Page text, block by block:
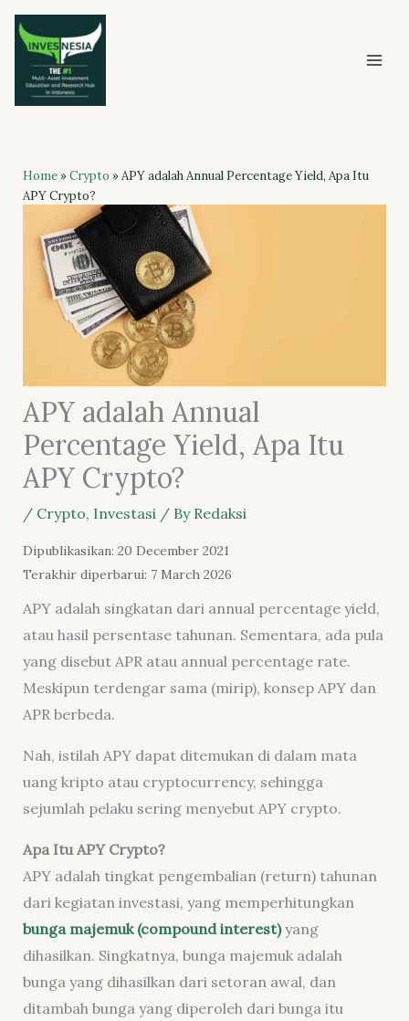
Skip
content
Home»Crypto »APY adalah Annual Percentage Yield, Apa Itu
APY Crypto?
APY adalah Annual
Percentage Yield, Apa Itu
APY Crypto?
/ Crypto, Investasi/ By Redaksi
Dipublikasikan: 20 December 2021
Terakhir diperbarui: 7 March 2026
APY adalah singkatan dari annual percentage yield,
atau hasil persentase tahunan. Sementara, ada pula
yang disebut APR atau annual percentage rate.
Meskipun terdengar sama (mirip), konsep APY dan
APR berbeda.
Nah, istilah APY dapat ditemukan di dalam mata
uang kripto atau cryptocurrency, sehingga
sejumlah pelaku sering menyebut APY crypto.
Apa Itu APY Crypto?
APY adalah tingkat pengembalian (return) tahunan
dari kegiatan investasi, yang memperhitungkan
bunga majemuk (compound interest)yang
dihasilkan. Singkatnya, bunga majemuk adalah
bunga yang dihasilkan dari setoran awal, dan
ditambah bunga yang diperoleh dari bunga itu